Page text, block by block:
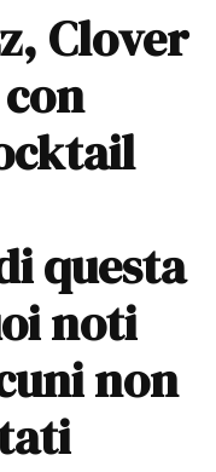
Clover
questa
noti
non